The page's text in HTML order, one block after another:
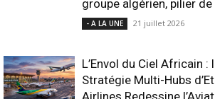
groupe algérien, pilier de
- A LA UNE 21 juillet 2026
L’Envol du Ciel Africain
Stratégie Multi-Hubs
Airlines Redessine